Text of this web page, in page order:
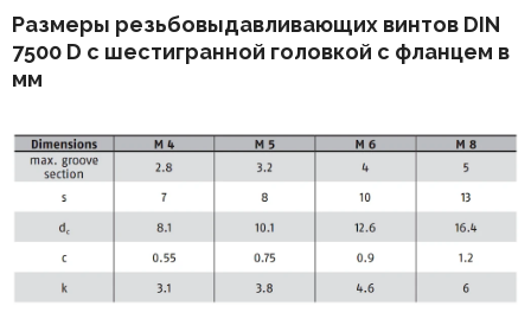
Размеры резьбовыдавливающих винтов DIN
7500 D с шестигранной головкой с фланцем в
мм